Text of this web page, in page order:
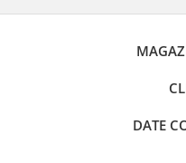
DATE